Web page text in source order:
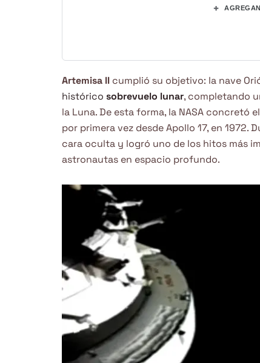
+
Artemisa II cumplió su objetivo: la nave
histórico sobrevuelo lunar, completando
la Luna. De esta forma, la NASA concretó el
por primera vez desde Apollo 17, en 1972.
cara oculta y logró uno de los hitos más
astronautas en espacio profundo.